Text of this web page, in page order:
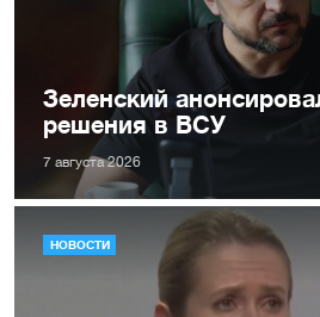
Зеленский
решения в ВСУ
7 августа 2026
НОВОСТИ